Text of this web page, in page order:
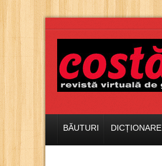
BĂUTURI DICȚIONARE